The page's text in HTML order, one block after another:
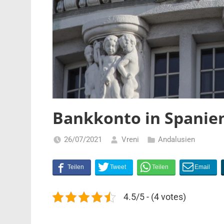
Bankkonto in
26/07/2021 Vreni Andalusien
4.5/5 - (4 votes)